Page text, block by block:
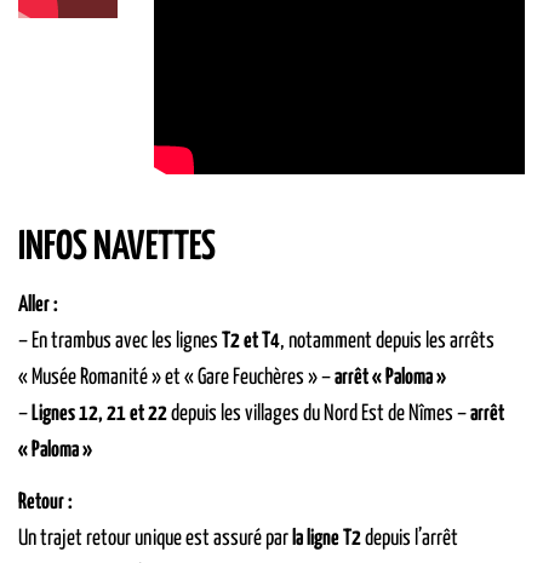
INFOS NAVETTES
Aller :
– En trambus avec les lignes T2 et T4, notamment depuis les arrêts
« Musée Romanité » et « Gare Feuchères » –arrêt « Paloma »
– Lignes 12, 21 et 22depuis les villages du Nord Est de Nîmes –arrêt
« Paloma »
Retour :
Un trajet retour unique est assuré par la ligne T2depuis l’arrêt